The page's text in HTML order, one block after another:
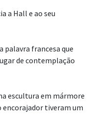
a Hall e ao seu
palavra francesa que
de contemplação
escultura em mármore
encorajador tiveram um